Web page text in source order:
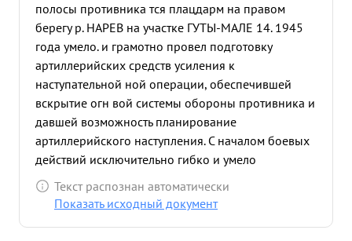
полосы противника тся плацдарм на правом
берегу р. НАРЕВ на участке ГУТЫ-МАЛЕ 14. 1945
года умело. и грамотно провел подготовку
артиллерийских средств усиления к
наступательной ной операции, обеспечившей
вскрытие огн вой системы обороны противника и
давшей возможность планирование
артиллерийского наступления. С началом боевых
действий исключительно гибко и умело
организовал управление огнем артиллерии и
обеспечил частям дивизии успешный прорыв
Текст распознан автоматически
Показать исходный документ